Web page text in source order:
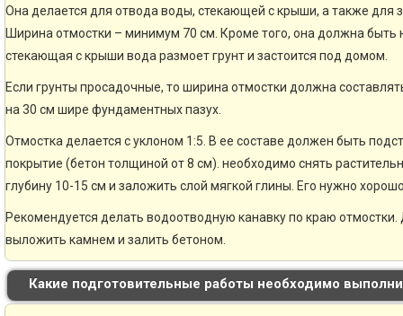
Она делается для отвода воды, стекающей с крыши, а также для
Ширина отмостки – минимум 70 см. Кроме того, она должна быть
стекающая с крыши вода размоет грунт и застоится под домом.
Если грунты просадочные, то ширина отмостки должна
на 30 см шире фундаментных пазух.
Отмостка делается с уклоном 1:5. В ее составе должен быть
покрытие (бетон толщиной от 8 см). необходимо снять
глубину 10-15 см и заложить слой мягкой глины. Его нужно
Рекомендуется делать водоотводную канавку по краю
выложить камнем и залить бетоном.
Какие подготовительные работы необходимо